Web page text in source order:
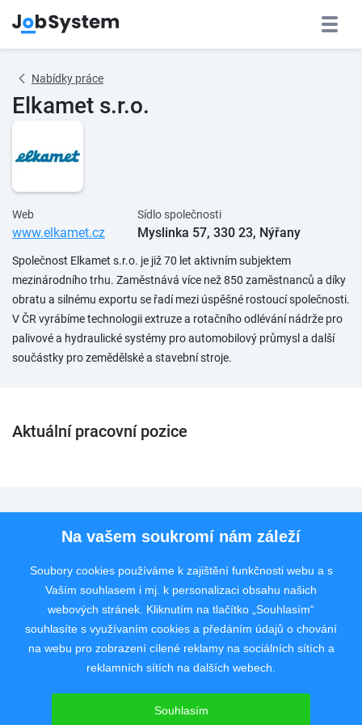
Nabídky práce
Elkamet s.r.o.
Web
www.elkamet.cz
Sídlo společnosti
Myslinka 57, 330 23, Nýřany
Společnost Elkamet s.r.o. je již 70 let aktivním subjektem
mezinárodního trhu. Zaměstnává více než 850 zaměstnanců a díky
obratu a silnému exportu se řadí mezi úspěšné rostoucí společnosti.
V ČR vyrábíme technologii extruze a rotačního odlévání nádrže pro
palivové a hydraulické systémy pro automobilový průmysl a další
součástky pro zemědělské a stavební stroje.
Aktuální pracovní pozice
Pro uchazeče
Rychlý kontakt
Na vašem soukromí nám záleží
Soubory cookies používáme k zajištění funkčnosti webu a s
Vaším souhlasem i mj. k personalizaci obsahu našich
webových stránek. Kliknutím na tlačítko „Souhlasím“
souhlasíte s využívaním cookies a předáním údajů o chování
na webu pro zobrazení cílené reklamy na sociálních sítích a
reklamních sítích na dalších webech.
Souhlasím